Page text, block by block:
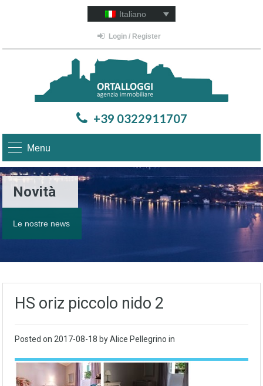
Italiano
Login / Register
+39 0322911707
Menu
Novità
Le nostre news
HS oriz piccolo nido 2
Posted on 2017-08-18 by Alice Pellegrino in